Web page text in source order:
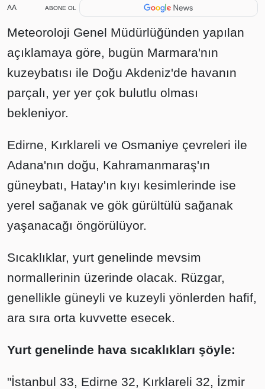
AA ABONE OL
Meteoroloji Genel Müdürlüğünden yapılan
açıklamaya göre, bugün Marmara'nın
kuzeybatısı ile Doğu Akdeniz'de havanın
parçalı, yer yer çok bulutlu olması
bekleniyor.
Edirne, Kırklareli ve Osmaniye çevreleri ile
Adana'nın doğu, Kahramanmaraş'ın
güneybatı, Hatay'ın kıyı kesimlerinde ise
yerel sağanak ve gök gürültülü sağanak
yaşanacağı öngörülüyor.
Sıcaklıklar, yurt genelinde mevsim
normallerinin üzerinde olacak. Rüzgar,
genellikle güneyli ve kuzeyli yönlerden hafif,
ara sıra orta kuvvette esecek.
Yurt genelinde hava sıcaklıkları şöyle:
"İstanbul 33, Edirne 32, Kırklareli 32, İzmir